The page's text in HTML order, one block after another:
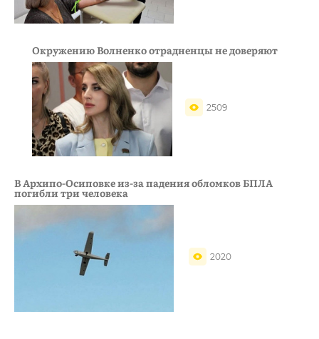
Окружению Волненко отрадненцы не доверяют
2509
В Архипо-Осиповке из-за падения обломков БПЛА
погибли три человека
2020